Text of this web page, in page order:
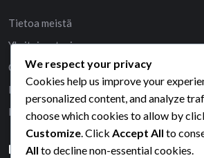
Tietoa meistä
Yksityisyytesi
Ota yhteys
Evästekäytäntö
Palveluehdot
Haku
We respect your privacy
Cookies help us improve your
personalized content, and analyze
choose which cookies to allow by
Customize . Click Accept All to
All to decline non-essential cookies.